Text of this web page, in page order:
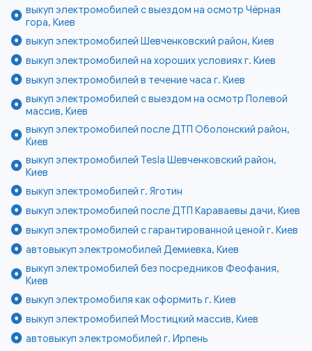
выкуп электромобилей с выездом на осмотр Чёрная
гора, Киев
выкуп электромобилей Шевченковский район, Киев
выкуп электромобилей на хороших условиях г. Киев
выкуп электромобилей в течение часа г. Киев
выкуп электромобилей с выездом на осмотр Полевой
массив, Киев
выкуп электромобилей после ДТП Оболонский район,
Киев
выкуп электромобилей Tesla Шевченковский район,
Киев
выкуп электромобилей г. Яготин
выкуп электромобилей после ДТП Караваевы дачи, Киев
выкуп электромобилей с гарантированной ценой г. Киев
автовыкуп электромобилей Демиевка, Киев
выкуп электромобилей без посредников Феофания,
Киев
выкуп электромобиля как оформить г. Киев
выкуп электромобилей Мостицкий массив, Киев
автовыкуп электромобилей г. Ирпень